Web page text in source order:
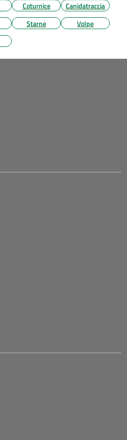
Coturnice
Canidatraccia
Starne
Volpe